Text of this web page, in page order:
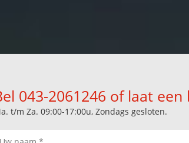
043-2061246 of laat
t/m Za. 09:00-17:00u, Zondags gesloten.